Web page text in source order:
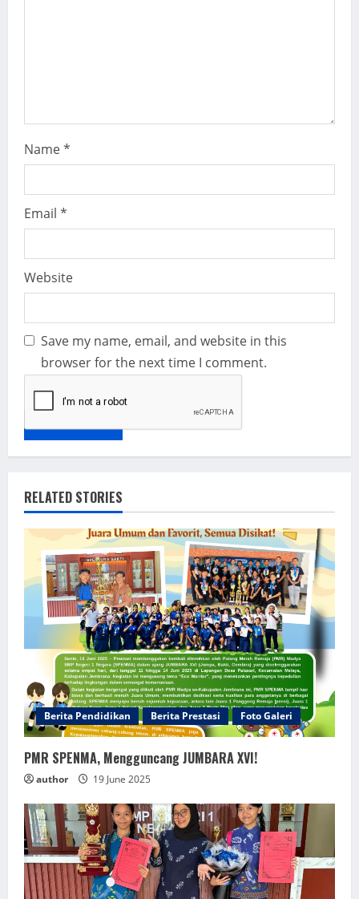
Name*
Email *
Website
Save my name, email, and website in this
browser for the next time I comment.
RELATED STORIES
Berita Pendidikan Berita Prestasi Foto Galeri
PMR SPENMA, Mengguncang JUMBARA XVI!
author 19 June 2025